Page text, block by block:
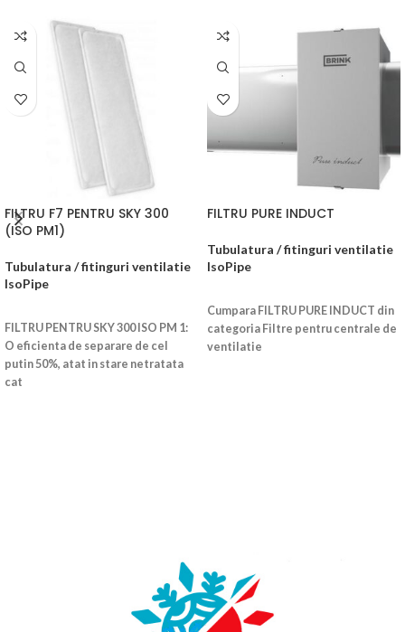
FILTRU F7 PENTRU SKY 300
(ISO PM1)
Tubulatura / fitinguri ventilatie
IsoPipe
FILTRU PENTRU SKY 300 ISO PM 1:
O eficienta de separare de cel
putin 50%, atat in stare netratata
cat
FILTRU PURE INDUCT
Tubulatura / fitinguri ventilatie
IsoPipe
Cumpara FILTRU PURE INDUCT din
categoria Filtre pentru centrale de
ventilatie